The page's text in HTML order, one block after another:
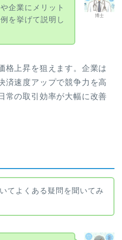
博士
企業にメリット
を挙げて説明し
格上昇を狙えます。企業は
済速度アップで競争力を高
常の取引効率が大幅に改善
てよくある疑問を聞いてみ